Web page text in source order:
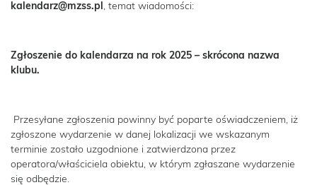
kalendarz@mzss.pl , temat wiadomości:
Zgłoszenie do kalendarza na rok 2025 – skrócona nazwa
klubu.
Przesyłane zgłoszenia powinny być poparte oświadczeniem, iż
zgłoszone wydarzenie w danej lokalizacji we wskazanym
terminie zostało uzgodnione i zatwierdzona przez
operatora/właściciela obiektu, w którym zgłaszane wydarzenie
się odbędzie.